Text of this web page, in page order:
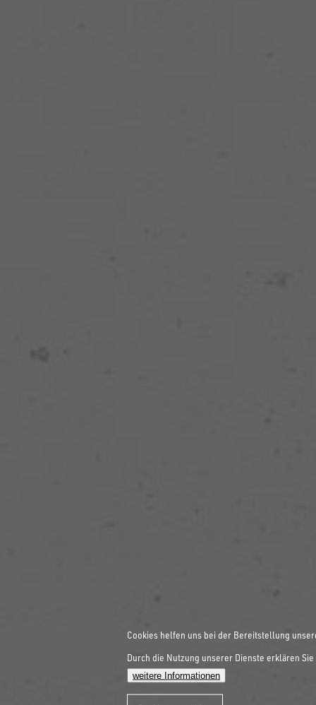
Cookies helfen uns bei der Bereitstellung
Durch die Nutzung unserer Dienste erklären
weitere Informationen